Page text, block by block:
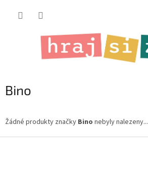
Bino
Žádné produkty značky Bino nebyly nalezeny...